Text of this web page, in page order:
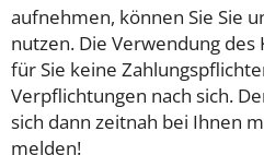
aufnehmen, können Sie Sie
nutzen. Die Verwendung
für Sie keine
Verpflichtungen nach sich.
sich dann zeitnah bei Ihnen
melden!